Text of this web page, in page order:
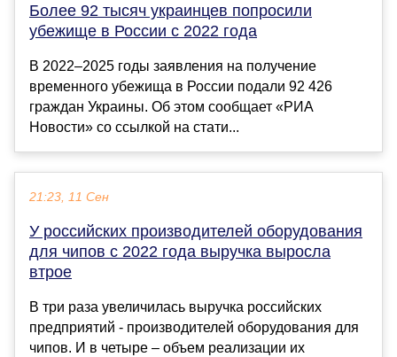
Более 92 тысяч украинцев попросили
убежище в России с 2022 года
В 2022–2025 годы заявления на получение
временного убежища в России подали 92 426
граждан Украины. Об этом сообщает «РИА
Новости» со ссылкой на стати...
21:23, 11 Сен
У российских производителей оборудования
для чипов с 2022 года выручка выросла
втрое
В три раза увеличилась выручка российских
предприятий - производителей оборудования для
чипов. И в четыре – объем реализации их